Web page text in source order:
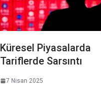
Küresel Piyasalarda
Tariflerde Sarsıntı
7 Nisan 2025